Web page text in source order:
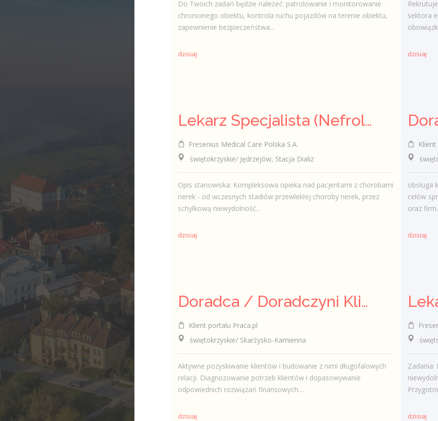
Do Twoich zadań będzie należeć: patrolowanie i monitorowanie
chronionego obiektu, kontrola ruchu pojazdów na terenie obiektu,
zapewnienie bezpieczeństwa...
dzisiaj
sektora
dzisiaj
Lekarz Specjalista (Nefrolog / Internista) (K/M/N)
Fresenius Medical Care Polska S.A.
świętokrzyskie/ Jędrzejów, Stacja Dializ
Opis stanowiska: Kompleksowa opieka nad pacjentami z chorobami
nerek - od wczesnych stadiów przewlekłej choroby nerek, przez
schyłkową niewydolność...
dzisiaj
obsługa
celów
oraz
dzisiaj
Doradca / Doradczyni Klienta – branża finansowa
Klient portalu Praca.pl
świętokrzyskie/ Skarżysko-Kamienna
Aktywne pozyskiwanie klientów i budowanie z nimi długofalowych
relacji. Diagnozowanie potrzeb klientów i dopasowywanie
odpowiednich rozwiązań finansowych....
dzisiaj
Zadania:
dzisiaj